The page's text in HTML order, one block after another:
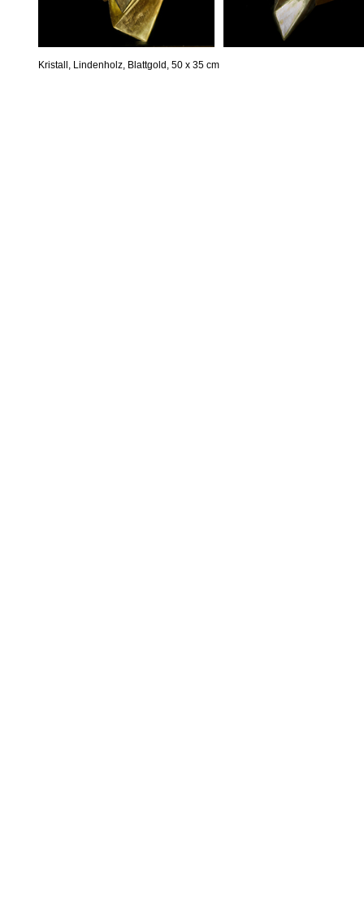
Kristall, Lindenholz, Blattgold, 50 x 35 cm